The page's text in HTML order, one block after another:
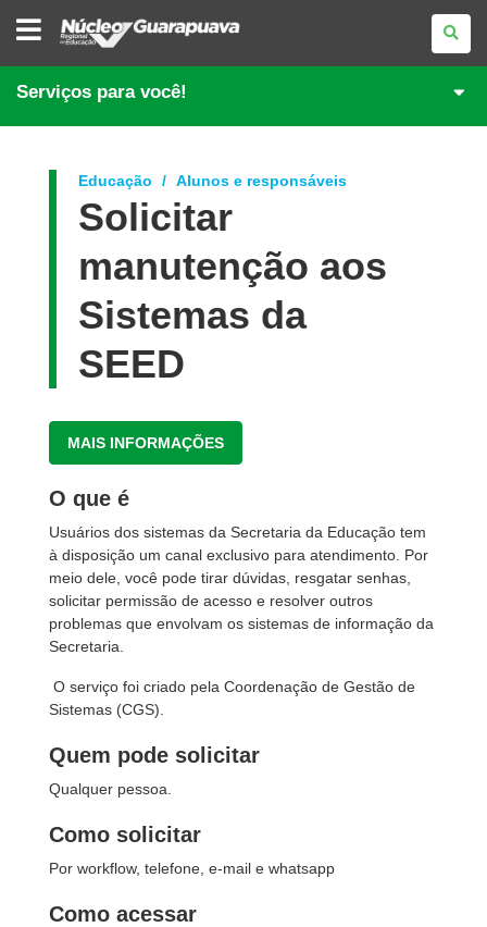
NÚCLEO
REGIONAL
EDUCAÇÃO
DE
GUARAPUAVA
Serviços para você!
Educação Alunos e responsáveis
Solicitar
manutenção aos
Sistemas da
SEED
MAIS INFORMAÇÕES
O que é
Usuários dos sistemas da Secretaria da Educação tem
à disposição um canal exclusivo para atendimento. Por
meio dele, você pode tirar dúvidas, resgatar senhas,
solicitar permissão de acesso e resolver outros
problemas que envolvam os sistemas de informação da
Secretaria.
O serviço foi criado pela Coordenação de Gestão de
Sistemas (CGS).
Quem pode solicitar
Qualquer pessoa.
Como solicitar
Por workflow, telefone, e-mail e whatsapp
Como acessar